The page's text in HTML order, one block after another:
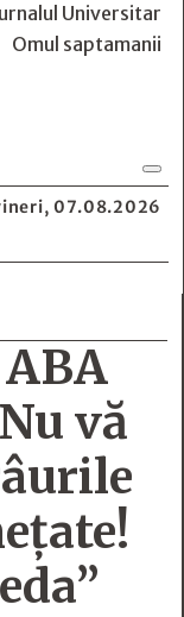
Universitar
Omul saptamanii
07.08.2026
vă